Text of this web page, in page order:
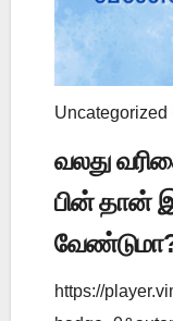
Uncategorized
வலது
பின் தான்
https://